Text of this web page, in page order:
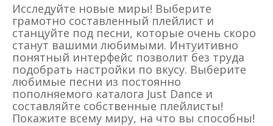
Исследуйте новые миры! Выберите
грамотно составленный плейлист и
станцуйте под песни, которые очень скоро
станут вашими любимыми. Интуитивно
понятный интерфейс позволит без труда
подобрать настройки по вкусу. Выберите
любимые песни из постоянно
пополняемого каталога Just Dance и
составляйте собственные плейлисты!
Покажите всему миру, на что вы способны!